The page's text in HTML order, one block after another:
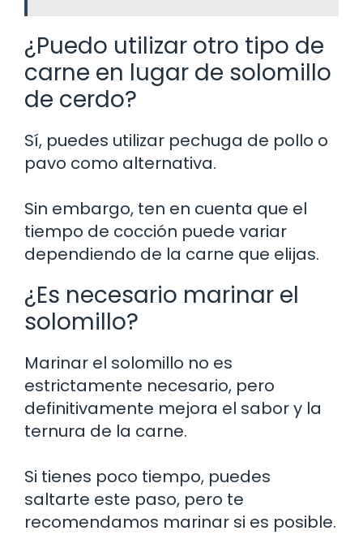
¿Puedo utilizar otro tipo de
carne en lugar de solomillo
de cerdo?
Sí, puedes utilizar pechuga de pollo o
pavo como alternativa.
Sin embargo, ten en cuenta que el
tiempo de cocción puede variar
dependiendo de la carne que elijas.
¿Es necesario marinar el
solomillo?
Marinar el solomillo no es
estrictamente necesario, pero
definitivamente mejora el sabor y la
ternura de la carne.
Si tienes poco tiempo, puedes
saltarte este paso, pero te
recomendamos marinar si es posible.